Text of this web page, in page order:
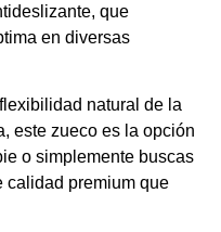
que
en diversas
natural de la
este zueco es la opción
o simplemente buscas
calidad premium que